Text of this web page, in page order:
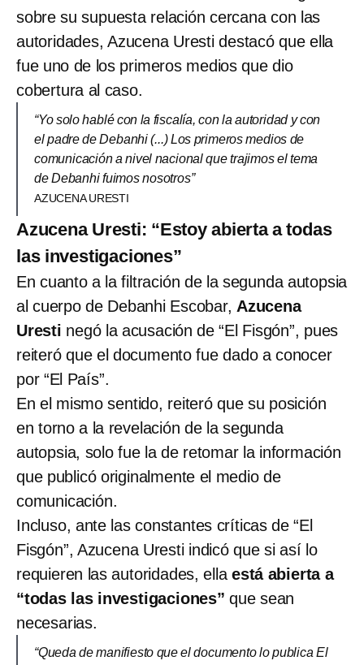
sobre su supuesta relación cercana con las
autoridades, Azucena Uresti destacó que ella
fue uno de los primeros medios que dio
cobertura al caso.
“Yo solo hablé con la fiscalía, con la autoridad y con
el padre de Debanhi (...) Los primeros medios de
comunicación a nivel nacional que trajimos el tema
de Debanhi fuimos nosotros”
AZUCENA URESTI
Azucena Uresti: “Estoy abierta a todas
las investigaciones”
En cuanto a la filtración de la segunda autopsia
al cuerpo de Debanhi Escobar,Azucena
Uresti negó la acusación de “El Fisgón”, pues
reiteró que el documento fue dado a conocer
por “El País”.
En el mismo sentido, reiteró que su posición
en torno a la revelación de la segunda
autopsia, solo fue la de retomar la información
que publicó originalmente el medio de
comunicación.
Incluso, ante las constantes críticas de “El
Fisgón”, Azucena Uresti indicó que si así lo
requieren las autoridades, ellaestá abierta a
“todas las investigaciones” que sean
necesarias.
“Queda de manifiesto que el documento lo publica El